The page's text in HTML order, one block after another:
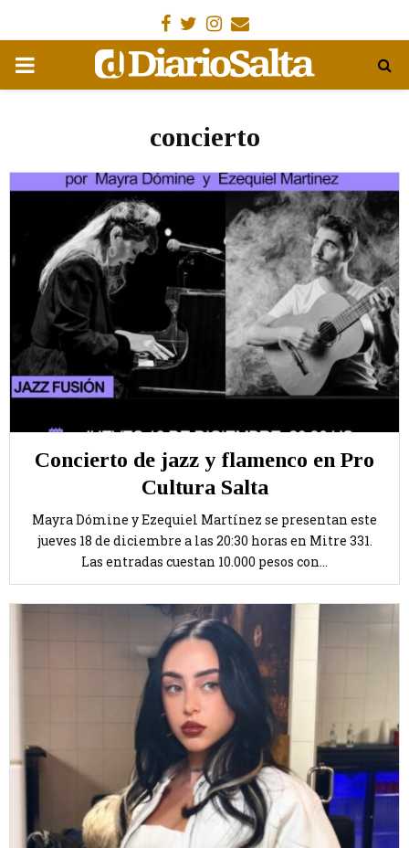
Facebook
Gorjeo
Instagram
Email
MENÚ
concierto
Concierto de jazz y flamenco en Pro
Cultura Salta
Mayra Dómine y Ezequiel Martínez se presentan este
jueves 18 de diciembre a las 20:30 horas en Mitre 331.
Las entradas cuestan 10.000 pesos con...